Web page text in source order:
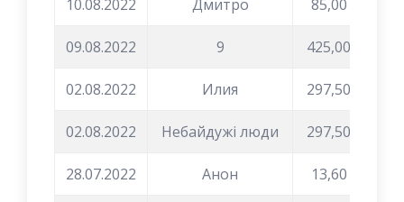
10.08.2022 Дмитро 85,00
09.08.2022 9 425,00
02.08.2022 Илия 297,50
02.08.2022 Небайдужі люди 297,50
28.07.2022 Анон 13,60